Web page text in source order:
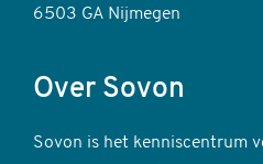
6503 GA Nijmegen
Over Sovon
Sovon is het kenniscentrum